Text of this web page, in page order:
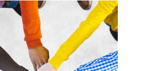
des conflits
2023